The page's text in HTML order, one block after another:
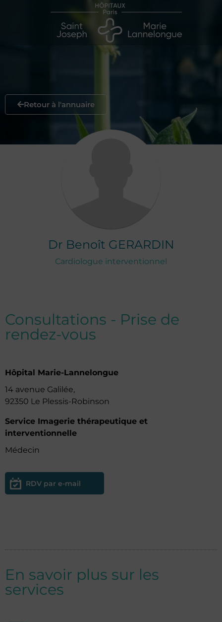
Retour à l'annuaire
Dr Benoît GERARDIN
Cardiologue interventionnel
Consultations - Prise de
rendez-vous
Hôpital Marie-Lannelongue
14 avenue Galilée,
92350 Le Plessis-Robinson
Service Imagerie thérapeutique et
interventionnelle
Médecin
RDV par e-mail
En savoir plus sur les
services